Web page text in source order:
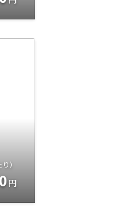
）
円